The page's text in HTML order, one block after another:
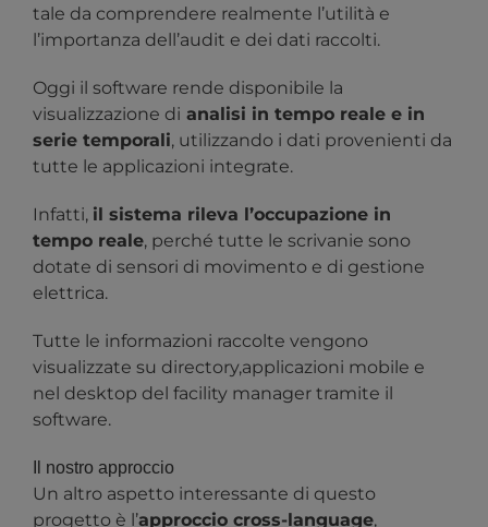
tale da comprendere realmente l’utilità e
l’importanza dell’audit e dei dati raccolti.
Oggi il software rende disponibile la
visualizzazione di analisi in tempo reale e in
serie temporali, utilizzando i dati provenienti da
tutte le applicazioni integrate.
Infatti, il sistema rileva l’occupazione in
tempo reale, perché tutte le scrivanie sono
dotate di sensori di movimento e di gestione
elettrica.
Tutte le informazioni raccolte vengono
visualizzate su directory,applicazioni mobile e
nel desktop del facility manager tramite il
software.
Il nostro approccio
Un altro aspetto interessante di questo
progetto è l’approccio cross-language,